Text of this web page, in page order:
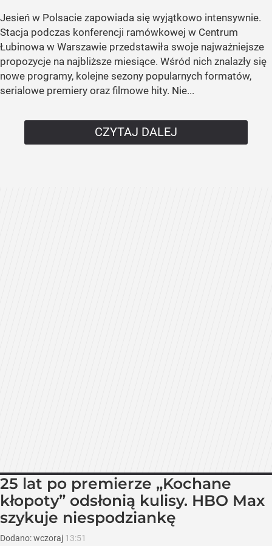
Jesień w Polsacie zapowiada się wyjątkowo intensywnie.
Stacja podczas konferencji ramówkowej w Centrum
Łubinowa w Warszawie przedstawiła swoje najważniejsze
propozycje na najbliższe miesiące. Wśród nich znalazły się
nowe programy, kolejne sezony popularnych formatów,
serialowe premiery oraz filmowe hity. Nie...
CZYTAJ DALEJ
25 lat po premierze „Kochane
kłopoty” odsłonią kulisy. HBO Max
szykuje niespodziankę
Dodano:wczoraj 13:51